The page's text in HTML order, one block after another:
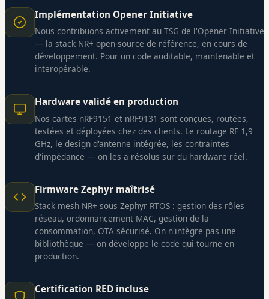
Implémentation Opener Initiative
Nous contribuons activement au TSG de l'Opener Initiative
— la stack NR+ open-source de référence, en cours de
développement. Pour un code auditable, maintenable et
interopérable.
Hardware validé en production
Nos cartes nRF9151 et nRF9131 sont conçues, routées,
testées et déployées chez des clients. Le routage RF 1,9
GHz, le design d'antenne intégrée, les contraintes
d'impédance — on les a résolus sur du hardware réel.
Firmware Zephyr maîtrisé
Stack mesh NR+ sous Zephyr RTOS : gestion des rôles
réseau, ordonnancement MAC, gestion de la
consommation, OTA sécurisé. On n'intègre pas une
bibliothèque — on développe le code qui tourne en
production.
Certification RED incluse